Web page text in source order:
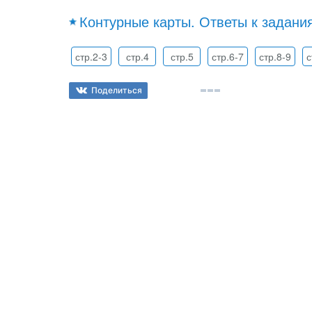
Контурные карты. Ответы к
стр.2-3 стр.4 стр.5 стр.6-7 стр.8-9
Поделиться